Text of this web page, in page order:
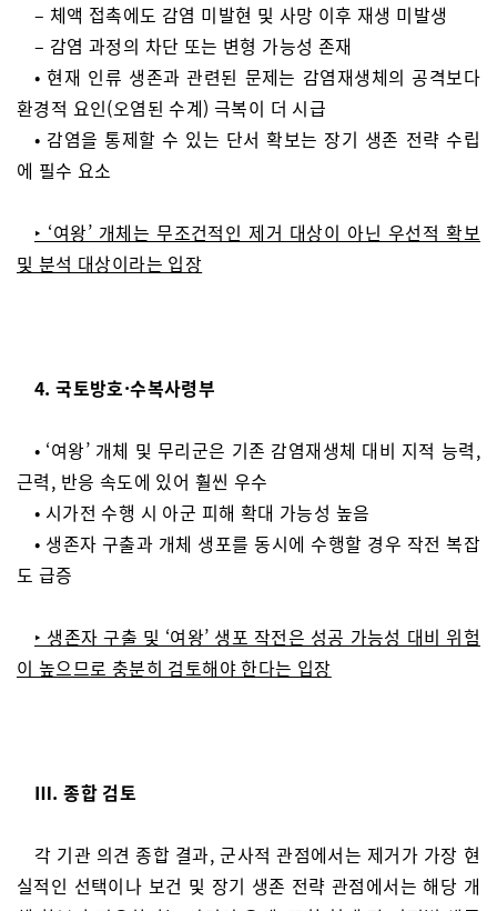
– 체액 접촉에도 감염 미발현 및 사망 이후 재생 미발생
– 감염 과정의 차단 또는 변형 가능성 존재
• 현재 인류 생존과 관련된 문제는 감염재생체의 공격보다
환경적 요인(오염된 수계) 극복이 더 시급
• 감염을 통제할 수 있는 단서 확보는 장기 생존 전략 수립
에 필수 요소
‣ ‘여왕’ 개체는 무조건적인 제거 대상이 아닌 우선적 확보
및 분석 대상이라는 입장
4. 국토방호·수복사령부
• ‘여왕’ 개체 및 무리군은 기존 감염재생체 대비 지적 능력,
근력, 반응 속도에 있어 훨씬 우수
• 시가전 수행 시 아군 피해 확대 가능성 높음
• 생존자 구출과 개체 생포를 동시에 수행할 경우 작전 복잡
도 급증
‣ 생존자 구출 및 ‘여왕’ 생포 작전은 성공 가능성 대비 위험
이 높으므로 충분히 검토해야 한다는 입장
Ⅲ. 종합 검토
각 기관 의견 종합 결과, 군사적 관점에서는 제거가 가장 현
실적인 선택이나 보건 및 장기 생존 전략 관점에서는 해당 개